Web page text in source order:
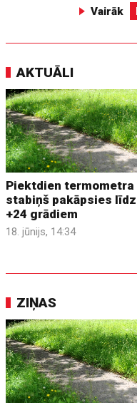
Vairāk
AKTUĀLI
Piektdien termometra
stabiņš pakāpsies līdz
+24 grādiem
18. jūnijs, 14:34
ZIŅAS